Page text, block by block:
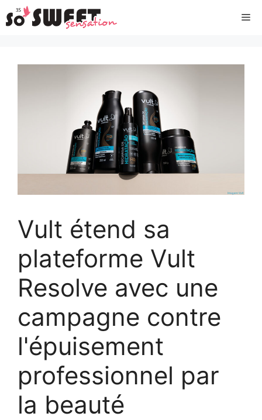
Aller
au
Vult étend sa
plateforme Vult
Resolve avec une
campagne contre
l'épuisement
professionnel par
la beauté